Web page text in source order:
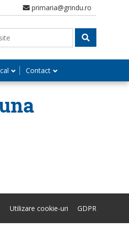
primaria@grindu.ro
Contact
Utilizare cookie-uri GDPR